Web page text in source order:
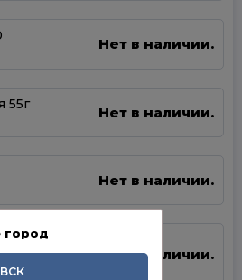
Нет в наличии.
55г
Нет в наличии.
Нет в наличии.
Нет в наличии.
город